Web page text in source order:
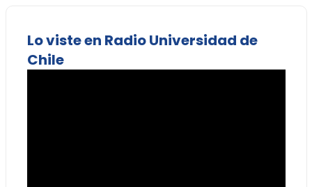
Lo viste en Radio Universidad de
Chile